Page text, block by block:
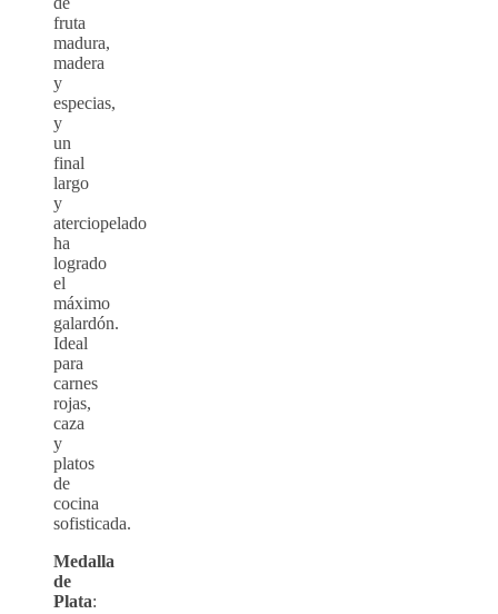
fruta
madura,
madera
y
especias,
y
un
final
largo
y
aterciopelado
ha
logrado
el
máximo
galardón.
Ideal
para
carnes
rojas,
caza
y
platos
de
cocina
sofisticada.
Medalla
de
Plata: